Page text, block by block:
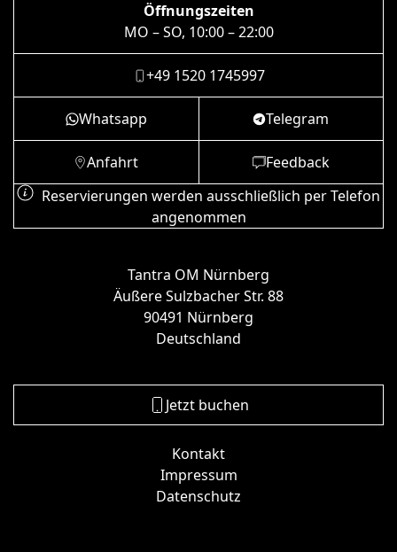
Tantra OM Nürnberg
Äußere Sulzbacher Str. 88
90491 Nürnberg
Deutschland
Öffnungszeiten
MO – SO, 10:00 – 22:00
+49 1520 1745997
Whatsapp Telegram
Anfahrt
Feedback
Reservierungen werden ausschließlich per Telefon
angenommen
Jetzt buchen
Kontakt
Impressum
Datenschutz